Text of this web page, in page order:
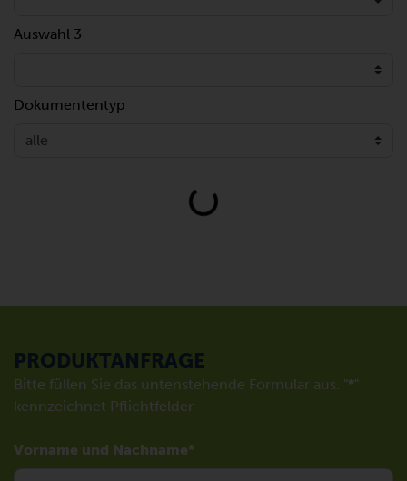
Auswahl 3
Dokumententyp
Loading...
PRODUKTANFRAGE
Bitte füllen Sie das untenstehende Formular aus. "*"
kennzeichnet Pflichtfelder
Vorname und Nachname